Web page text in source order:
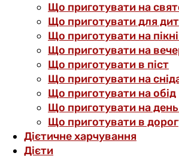
Що приготувати на
Що приготувати для
Що приготувати на
Що приготувати на
Що приготувати в піст
Що приготувати на
Що приготувати на обід
Що приготувати на
Що приготувати в
Дієтичне харчування
Дієти